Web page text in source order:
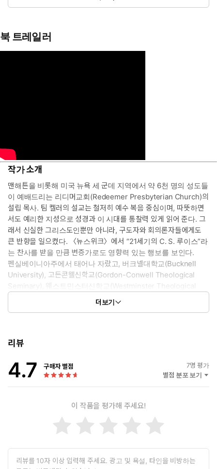
더는 외면할 수 없는 기독교 신앙의 심장, 용서!
머리와 가슴을 동시에 움직이는 메시지
예수 복음의 눈으로 진단했다
극심한 양극화에 찢기고 상한 이 사회가 살아나기 위한 해법,
아프고도 찬란한 용서의 길을 배우다
미워하는 혹은 앙갚음하고 싶은 누군가가 있는가? 풀지 못한 채 엉
킨 관계, 응어리진 마음이 있는가? 여러 갈래로 갈라져 서로를 비난
북 트레일러
작가 소개
맨해튼을 비롯해 미국 뉴욕 세 군데 지역에서 약 6천 명의 성도들
이 예배드리는 리디머교회(Redeemer Presbyterian Church)의
설립 목사. 팀 켈러의 설교는 철저히 예수 복음 중심이며, 따뜻하면
서도 예리한 지성으로 성경과 이 시대를 통찰력 있게 읽어 준다. 그
래서 신실한 그리스도인뿐만 아니라, 구도자와 회의론자들에게도
큰 반향을 일으켰다. 〈뉴스위크〉에서 “21세기의 C. S. 루이스”라
는 찬사를 받을 만큼 변증가로도 영향력 있는 행보를 보인다.
펜실베이니아주에서 태어나 자랐고, 버크넬대학교(Bucknell
University), 고든콘웰신학교(Gordon-Conwell Theological
Seminary), 웨스트민스터신학교(Westminster Theological
Seminary)에서 수학했다. 대학 시절 IVF 활동을 통해 복음을 받아
들였고, 신학교를 갓 졸업한 스물네 살의 나이에 버지니아 웨스트
팀 켈러는 한 시대의 문화와 사상이 만들어지고 집약되는 ‘도시
시에 430개 교회의 개척을 도왔다. 2017년부터는 담임목사직을
내려놓고, 세계 각국 교회 지도자들의 도시 전도와 사역을 돕는
단체인 CTC(City to City)에서 섬기고 있다. 《팀 켈러의 기도》,
하나님을 말하다》, 《팀 켈러의 탈기독교시대 전도》 등의 명저가
더보기
리뷰
4.7 구매자 별점 7명 평가
별점 분포 보기
이 작품을 평가해 주세요!